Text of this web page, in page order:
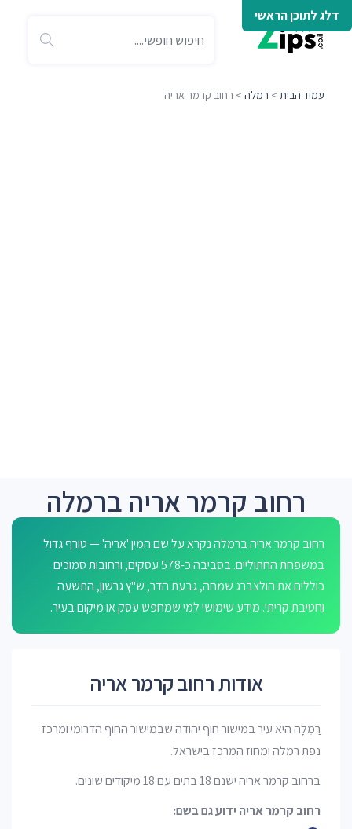
דלג לתוכן הראשי
עמוד הבית > רמלה > רחוב קרמר אריה
רחוב קרמר אריה ברמלה
רחוב קרמר אריה ברמלה נקרא על שם המין 'אריה' — טורף גדול
במשפחת החתוליים. בסביבה כ-578 עסקים, ורחובות סמוכים
כוללים את הולצברג שמחה, גבעת הדר, ש"ץ גרשון, התשעה
וחטיבת קריתי. מידע שימושי למי שמחפש עסק או מיקום בעיר.
אודות רחוב קרמר אריה
רַמְלָה היא עיר במישור חוף יהודה שבמישור החוף הדרומי ומרכז
נפת רמלה ומחוז המרכז בישראל.
ברחוב קרמר אריה ישנם 18 בתים עם 18 מיקודים שונים.
רחוב קרמר אריה ידוע גם בשם: